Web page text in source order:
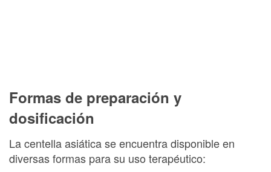
Formas de preparación y
dosificación
La centella asiática se encuentra disponible en
diversas formas para su uso terapéutico: